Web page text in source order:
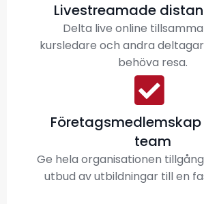
Livestreamade
Delta live online
kursledare och andra
behöva resa.
Företagsmedlemskap
team
Ge hela organisationen
utbud av utbildningar till en